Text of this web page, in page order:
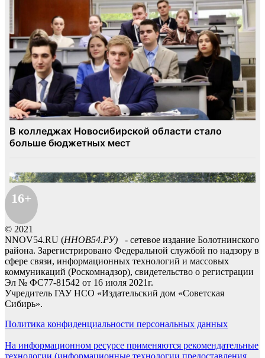
16+
© 2021
NNOV54.RU (ННОВ54.РУ) - сетевое издание Болотнинского
района. Зарегистрировано Федеральной службой по надзору в
сфере связи, информационных технологий и массовых
коммуникаций (Роскомнадзор), свидетельство о регистрации
Эл № ФС77-81542 от 16 июля 2021г.
Учредитель ГАУ НСО «Издательский дом «Советская
Сибирь».
Политика конфиденциальности персональных данных
На информационном ресурсе применяются рекомендательные